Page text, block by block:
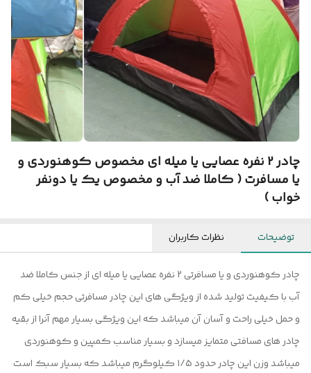
چادر 2 نفره عصایی یا میله ای مخصوص کوهنوردی و
یا مسافرت ( کاملا ضد آب و مخصوص یک یا دونفر
خواب )
توضیحات نظرات کاربران
چادر کوهنوردی و یا مسافرتی 2 نفره عصایی یا میله ای از جنس کاملا ضد
آب با کیفیت تولید شده از ویژگی های این چادر مسافرتی حجم خیلی کم
و حمل خیلی راحت و آسان آن میباشد که این ویژگی بسیار مهم آنرا از بقیه
چادر های مسافتی متمایز میسازد و بسیار مناسب کمپین و کوهنوردی
میباشد وزن این چادر حدود ۱/۵ کیلوگرم میباشد که بسیار سبک است